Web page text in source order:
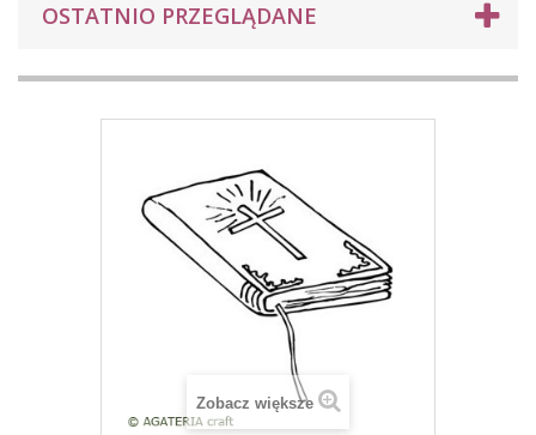
OSTATNIO PRZEGLĄDANE
Zobacz większe